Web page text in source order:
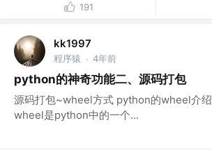
191
kk1997
程序猿 · 4年前
python的神奇功能二、源码打包
源码打包~wheel方式 python的wheel介绍
wheel是python中的一个...